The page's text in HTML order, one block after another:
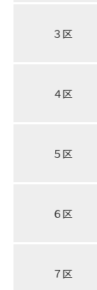
３区
４区
５区
６区
７区